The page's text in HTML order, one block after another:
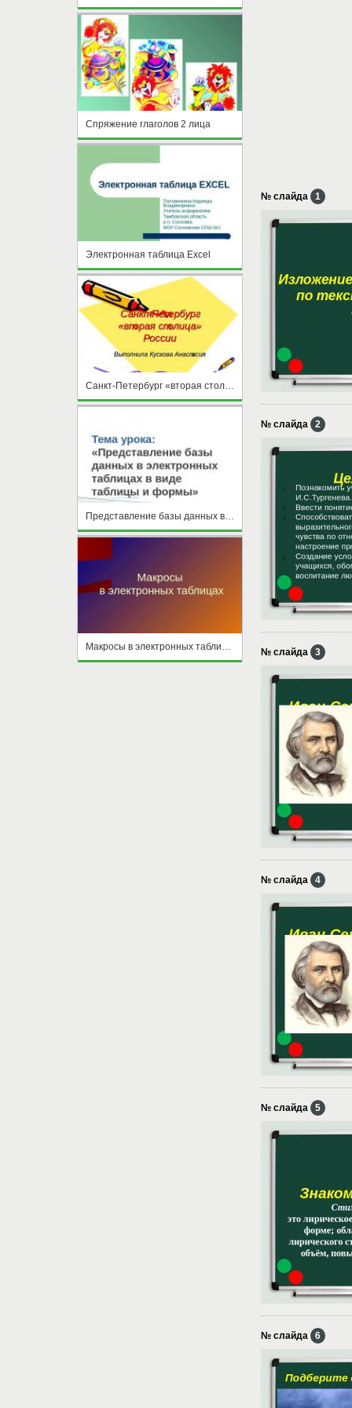
Спряжение глаголов 2 лица
Электронная таблица Excel
Представление базы данных в электронных таблицах в виде таблицы и формы
Макросы в электронных таблицах
№ слайда 1
№ слайда 2
№ слайда 3
№ слайда 4
№ слайда 5
№ слайда 6